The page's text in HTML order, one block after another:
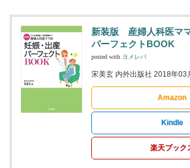
新装版 産婦人科医マ
パーフェクトBOOK
posted with ヨメレバ
宋美玄 内外出版社 2018年03
Amazon
Kindle
楽天ブック